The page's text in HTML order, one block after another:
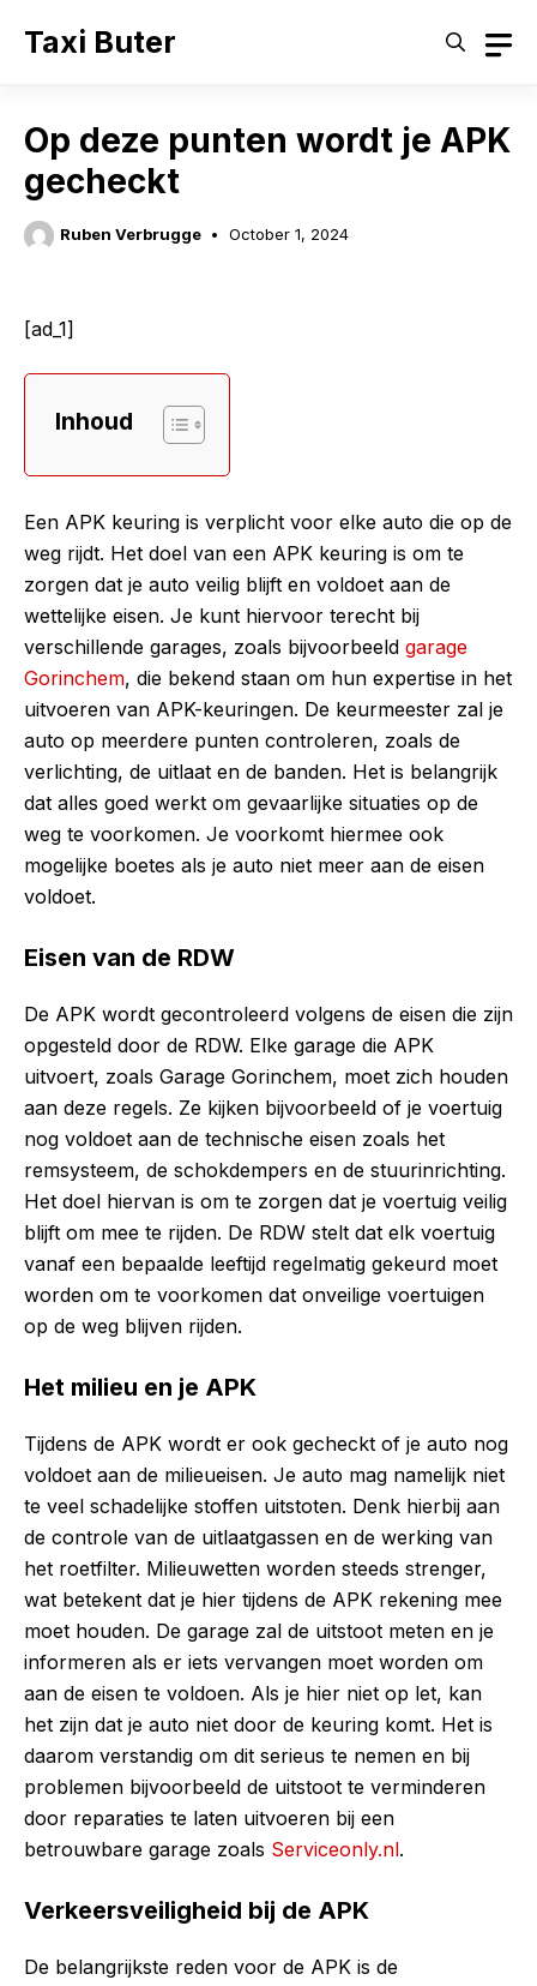
Taxi Buter
Op deze punten wordt je APK
gecheckt
Ruben Verbrugge October 1, 2024
[ad_1]
Inhoud
Een APK keuring is verplicht voor elke auto die op de
weg rijdt. Het doel van een APK keuring is om te
zorgen dat je auto veilig blijft en voldoet aan de
wettelijke eisen. Je kunt hiervoor terecht bij
verschillende garages, zoals bijvoorbeeld garage
Gorinchem, die bekend staan om hun expertise in het
uitvoeren van APK-keuringen. De keurmeester zal je
auto op meerdere punten controleren, zoals de
verlichting, de uitlaat en de banden. Het is belangrijk
dat alles goed werkt om gevaarlijke situaties op de
weg te voorkomen. Je voorkomt hiermee ook
mogelijke boetes als je auto niet meer aan de eisen
voldoet.
Eisen van de RDW
De APK wordt gecontroleerd volgens de eisen die zijn
opgesteld door de RDW. Elke garage die APK
uitvoert, zoals Garage Gorinchem, moet zich houden
aan deze regels. Ze kijken bijvoorbeeld of je voertuig
nog voldoet aan de technische eisen zoals het
remsysteem, de schokdempers en de stuurinrichting.
Het doel hiervan is om te zorgen dat je voertuig veilig
blijft om mee te rijden. De RDW stelt dat elk voertuig
vanaf een bepaalde leeftijd regelmatig gekeurd moet
worden om te voorkomen dat onveilige voertuigen
op de weg blijven rijden.
Het milieu en je APK
Tijdens de APK wordt er ook gecheckt of je auto nog
voldoet aan de milieueisen. Je auto mag namelijk niet
te veel schadelijke stoffen uitstoten. Denk hierbij aan
de controle van de uitlaatgassen en de werking van
het roetfilter. Milieuwetten worden steeds strenger,
wat betekent dat je hier tijdens de APK rekening mee
moet houden. De garage zal de uitstoot meten en je
informeren als er iets vervangen moet worden om
aan de eisen te voldoen. Als je hier niet op let, kan
het zijn dat je auto niet door de keuring komt. Het is
daarom verstandig om dit serieus te nemen en bij
problemen bijvoorbeeld de uitstoot te verminderen
door reparaties te laten uitvoeren bij een
betrouwbare garage zoals Serviceonly.nl.
Verkeersveiligheid bij de APK
De belangrijkste reden voor de APK is de